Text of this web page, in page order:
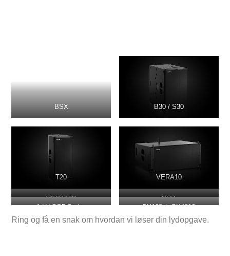
BSX B30 / S30
T20 VERA10
VERA10P
PLM
A&H SQ5 Series
DX168 & GX4816
Ring og få en snak om hvordan vi løser din lydopgave.